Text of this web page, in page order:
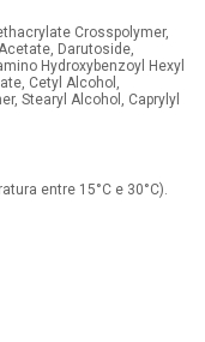
Crosspolymer,
Darutoside,
Hydroxybenzoyl Hexyl
Cetyl Alcohol,
Stearyl Alcohol, Caprylyl
entre 15°C e 30°C).